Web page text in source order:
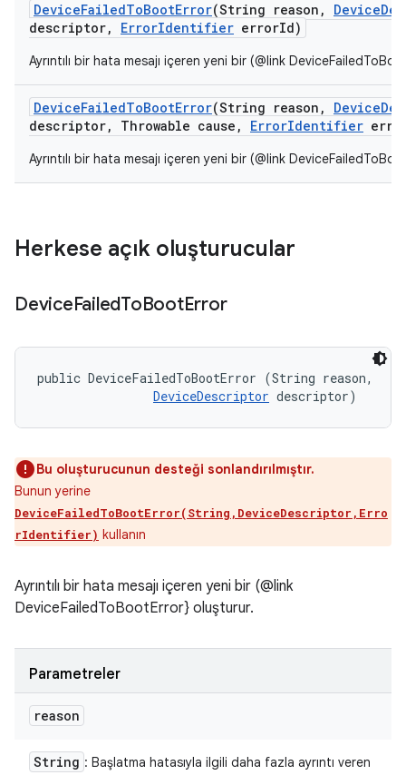
DeviceFailedToBootError(String reason , Device
descriptor, ErrorIdentifier errorId)
Ayrıntılı bir hata mesajı içeren yeni bir (@link
DeviceFailedToBootError(String reason , Device
descriptor, Throwable cause , ErrorIdentifier
Ayrıntılı bir hata mesajı içeren yeni bir (@link
Herkese açık oluşturucular
DeviceFailedToBootError
public DeviceFailedToBootError (String reason,
DeviceDescriptor descriptor)
Bu oluşturucunun desteği sonlandırılmıştır.
Bunun yerine
DeviceFailedToBootError(String,DeviceDescriptor,Erro
rIdentifier) kullanın
Ayrıntılı bir hata mesajı içeren yeni bir (@link
DeviceFailedToBootError} oluşturur.
Parametreler
reason
String : Başlatma hatasıyla ilgili daha fazla ayrıntı veren